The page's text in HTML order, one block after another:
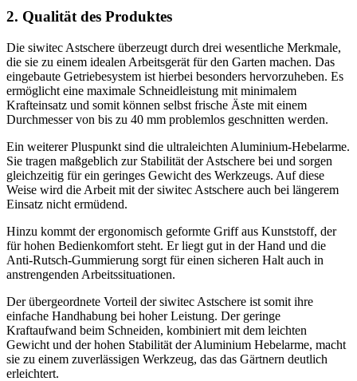
2. Qualität des Produktes
Die siwitec Astschere überzeugt durch drei wesentliche Merkmale,
die sie zu einem idealen Arbeitsgerät für den Garten machen. Das
eingebaute Getriebesystem ist hierbei besonders hervorzuheben. Es
ermöglicht eine maximale Schneidleistung mit minimalem
Krafteinsatz und somit können selbst frische Äste mit einem
Durchmesser von bis zu 40 mm problemlos geschnitten werden.
Ein weiterer Pluspunkt sind die ultraleichten Aluminium-Hebelarme.
Sie tragen maßgeblich zur Stabilität der Astschere bei und sorgen
gleichzeitig für ein geringes Gewicht des Werkzeugs. Auf diese
Weise wird die Arbeit mit der siwitec Astschere auch bei längerem
Einsatz nicht ermüdend.
Hinzu kommt der ergonomisch geformte Griff aus Kunststoff, der
für hohen Bedienkomfort steht. Er liegt gut in der Hand und die
Anti-Rutsch-Gummierung sorgt für einen sicheren Halt auch in
anstrengenden Arbeitssituationen.
Der übergeordnete Vorteil der siwitec Astschere ist somit ihre
einfache Handhabung bei hoher Leistung. Der geringe
Kraftaufwand beim Schneiden, kombiniert mit dem leichten
Gewicht und der hohen Stabilität der Aluminium Hebelarme, macht
sie zu einem zuverlässigen Werkzeug, das das Gärtnern deutlich
erleichtert.